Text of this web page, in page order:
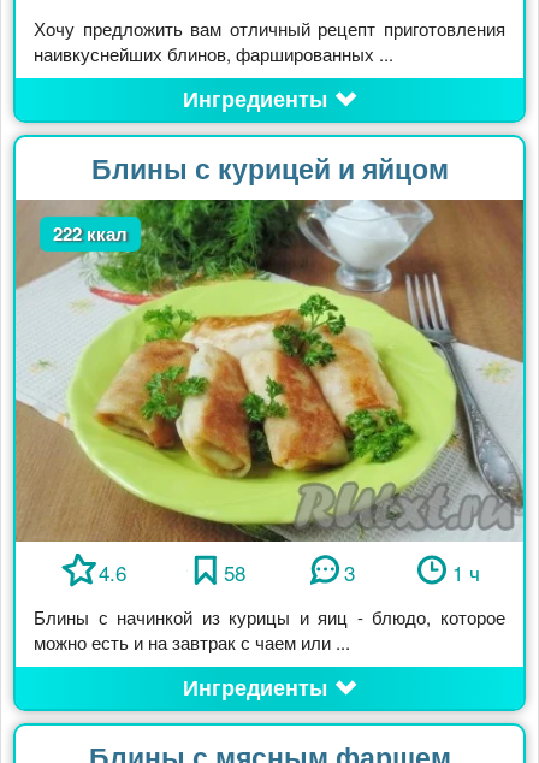
Хочу предложить вам отличный рецепт приготовления
наивкуснейших блинов, фаршированных ...
Ингредиенты
Блины с курицей и яйцом
222 ккал
4.6 58 3 1 ч
Блины с начинкой из курицы и яиц - блюдо, которое
можно есть и на завтрак с чаем или ...
Ингредиенты